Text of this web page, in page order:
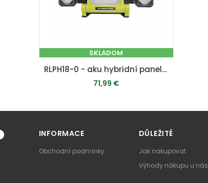
SKLADOM
RLPH18-0 - aku hybridní panelové světlo ONE+ (bez baterie a nabíječky)
71,99 €
PRIDAŤ DO KOŠÍKA
INFORMACE
Obchodní podmínky
DŮLEŽITÉ
Jak nakupovat
Výhody nákupu u nás